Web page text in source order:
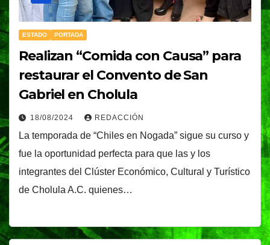
ESTADO PORTADA
Realizan “Comida con Causa” para
restaurar el Convento de San
Gabriel en Cholula
18/08/2024 REDACCIÓN
La temporada de “Chiles en Nogada” sigue su curso y
fue la oportunidad perfecta para que las y los
integrantes del Clúster Económico, Cultural y Turístico
de Cholula A.C. quienes…